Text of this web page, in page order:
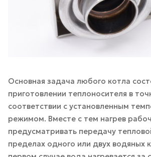
Основная задача любого котла
приготовлении теплоносителя в
соответствии с установленным
режимом. Вместе с тем нагрев
предусматривать передачу
пределах одного или двух водяных